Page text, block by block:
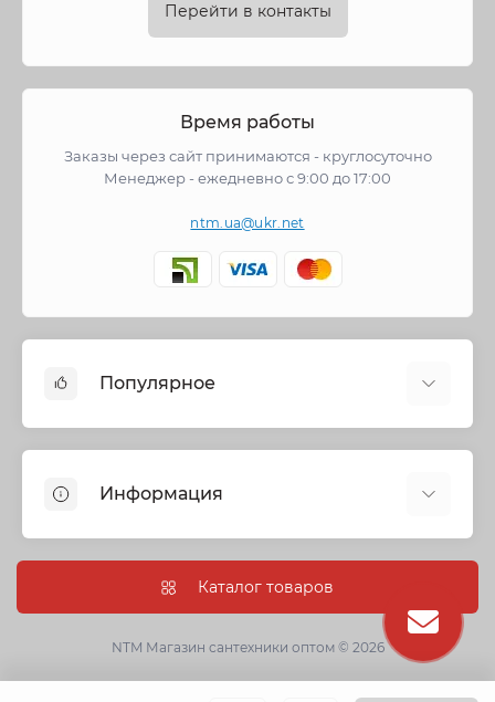
Перейти в контакты
Время работы
Заказы через сайт принимаются - круглосуточно
Менеджер - ежедневно с 9:00 до 17:00
ntm.ua@ukr.net
Популярное
Запорная арматура
Трубы и фитинги
Насосное оборудование
Информация
Информация о доставке
О нас
Условия соглашения
Гарантии
Каталог товаров
NTM Магазин сантехники оптом © 2026